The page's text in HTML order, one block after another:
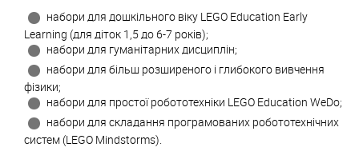
набори для дошкільного віку LEGO Education Early
Learning (для діток 1,5 до 6-7 років);
набори для гуманітарних дисциплін;
набори для більш розширеного і глибокого вивчення
фізики;
набори для простої робототехніки LEGO Education WeDo;
набори для складання програмованих робототехнічних
систем (LEGO Mindstorms).